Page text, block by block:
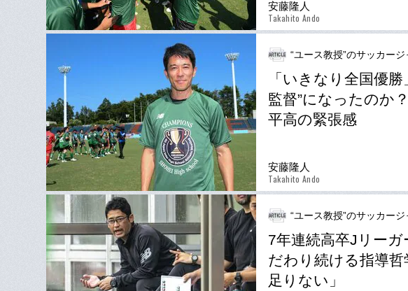
安藤隆人
Takahito Ando
“ユース教授”のサッカー
「いきなり全国優
監督”になったのか
平高の緊張感
安藤隆人
Takahito Ando
“ユース教授”のサッカー
7年連続高卒Jリーガ
だわり続ける指導
足りない」